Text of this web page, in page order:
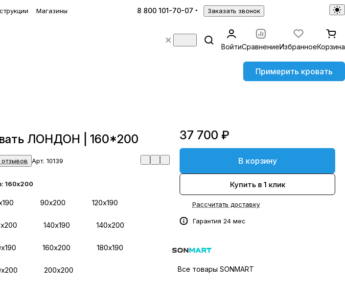
Магазины 8 800 101-70-07 Заказать звонок
ВойтиСравнениеИзбранноеКорзина
Примерить кровать
ЛОНДОН | 160*200
отзывов Арт.10139
160х200
90х200 120х190
140х190 140х200
160х200 180х190
200х200
37 700 ₽
В корзину
Купить в 1 клик
Рассчитать доставку
Гарантия 24 мес
Все товары SONMART